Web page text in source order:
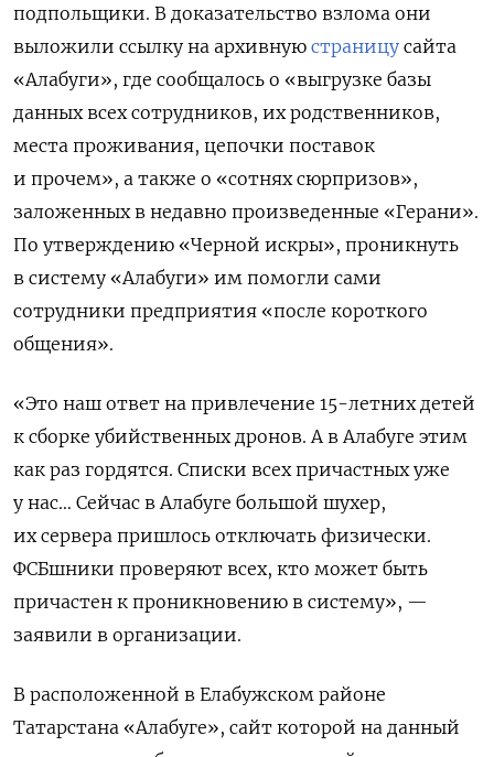
подпольщики. В доказательство взлома они
выложили ссылку на архивную страницу сайта
«Алабуги», где сообщалось о «выгрузке базы
данных всех сотрудников, их родственников,
места проживания, цепочки поставок
и прочем», а также о «сотнях сюрпризов»,
заложенных в недавно произведенные «Герани».
По утверждению «Черной искры», проникнуть
в систему «Алабуги» им помогли сами
сотрудники предприятия «после короткого
общения».
«Это наш ответ на привлечение 15-летних детей
к сборке убийственных дронов. А в Алабуге этим
как раз гордятся. Списки всех причастных уже
у нас… Сейчас в Алабуге большой шухер,
их сервера пришлось отключать физически.
ФСБшники проверяют всех, кто может быть
причастен к проникновению в систему», —
заявили в организации.
В расположенной в Елабужском районе
Татарстана «Алабуге», сайт которой на данный